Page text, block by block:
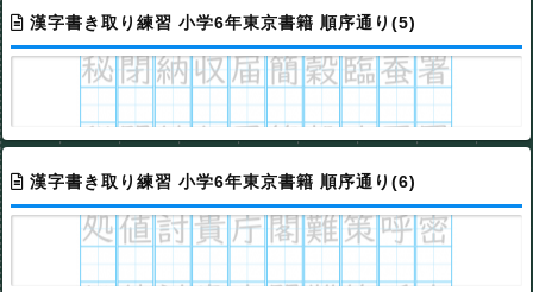
漢字書き取り練習 小学6年東京書籍 順序通り(5)
漢字書き取り練習 小学6年東京書籍 順序通り(6)